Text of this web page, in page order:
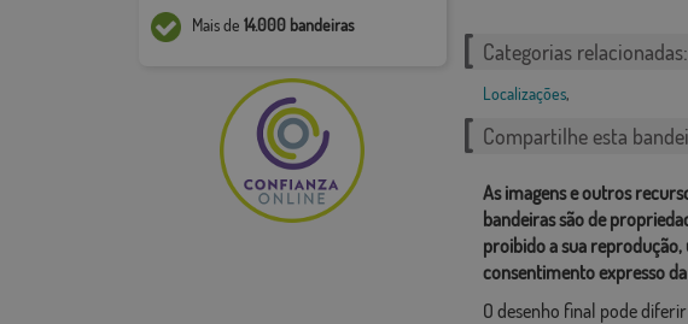
Mais de 14.000 bandeiras
Categorias relacionadas:
Localizações,
Compartilhe esta
As imagens e outros
bandeiras são de
proibido a sua
consentimento expresso
O desenho final pode